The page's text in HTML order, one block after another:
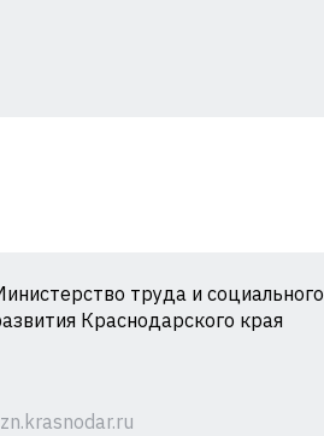
труда и социального
Краснодарского края